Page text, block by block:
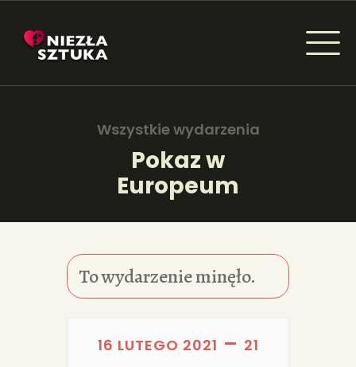
Wszystkie wydarzenia
Pokaz w
Europeum
NIEZŁA SZTUKA - NEWSY
AKTUALNOŚCI
ARTYKUŁY
INSPIRACJE
To wydarzenie minęło.
16 LUTEGO 2021 – 21